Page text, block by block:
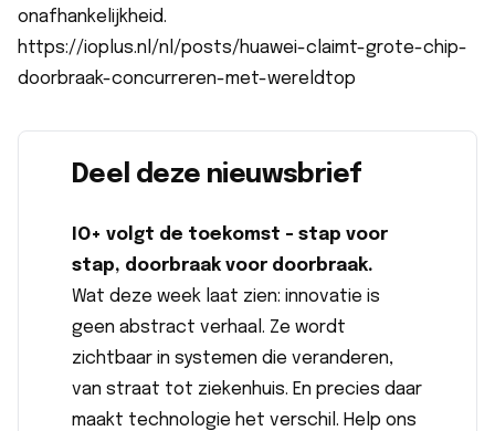
onafhankelijkheid.
https://ioplus.nl/nl/posts/huawei-claimt-grote-chip-
doorbraak-concurreren-met-wereldtop
Deel deze nieuwsbrief
IO+ volgt de toekomst - stap voor
stap, doorbraak voor doorbraak.
Wat deze week laat zien: innovatie is
geen abstract verhaal. Ze wordt
zichtbaar in systemen die veranderen,
van straat tot ziekenhuis. En precies daar
maakt technologie het verschil. Help ons